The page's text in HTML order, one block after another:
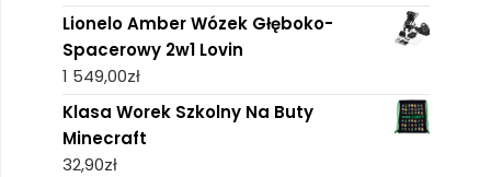
Lionelo Amber Wózek Głęboko-
Spacerowy 2w1 Lovin
1 549,00zł
Klasa Worek Szkolny Na Buty
Minecraft
32,90zł